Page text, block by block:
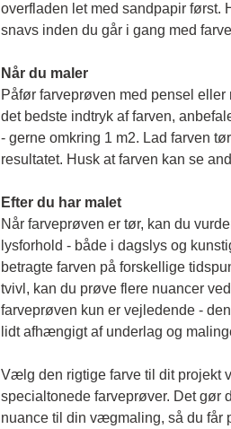
overfladen let med sandpapir først.
snavs inden du går i gang med
Når du maler
Påfør farveprøven med pensel
det bedste indtryk af farven,
- gerne omkring 1 m2. Lad farven
resultatet. Husk at farven kan se
Efter du har malet
Når farveprøven er tør, kan du
lysforhold - både i dagslys og
betragte farven på forskellige
tvivl, kan du prøve flere nuancer
farveprøven kun er vejledende -
lidt afhængigt af underlag og
Vælg den rigtige farve til dit projekt
specialtonede farveprøver. Det gør
nuance til din vægmaling, så du får